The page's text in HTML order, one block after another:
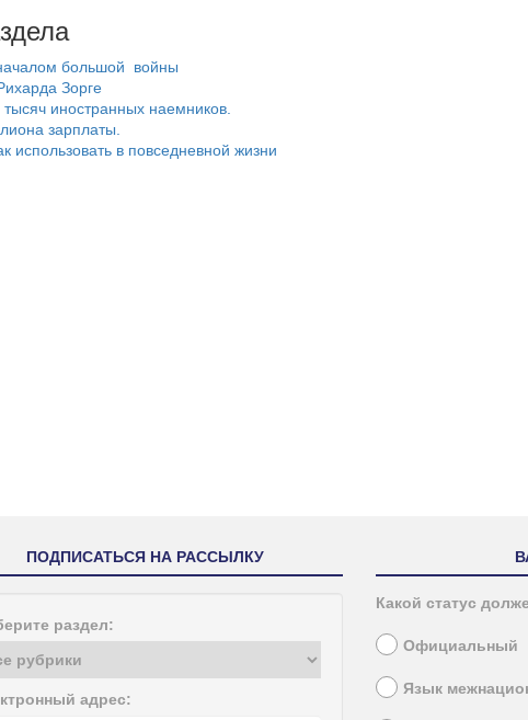
большой войны
Зорге
иностранных наемников.
зарплаты.
использовать в повседневной жизни
ПОДПИСАТЬСЯ НА РАССЫЛКУ
раздел:
адрес:
Какой статус
Официальный
Язык